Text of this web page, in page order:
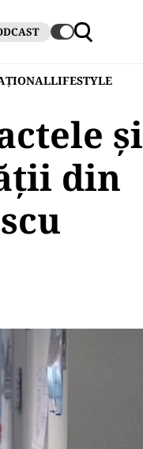
LIFESTYLE
și
din